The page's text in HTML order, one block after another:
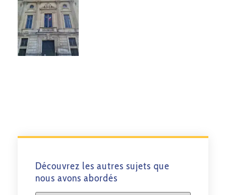
Découvrez les autres sujets que
nous avons abordés